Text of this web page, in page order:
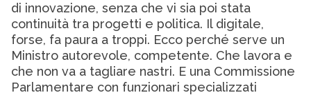
di innovazione, senza che vi sia poi stata
continuità tra progetti e politica. Il digitale,
forse, fa paura a troppi. Ecco perché serve un
Ministro autorevole, competente. Che lavora e
che non va a tagliare nastri. E una Commissione
Parlamentare con funzionari specializzati